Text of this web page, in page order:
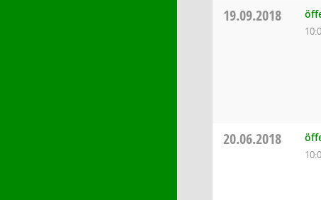
19.09.2018
20.06.2018